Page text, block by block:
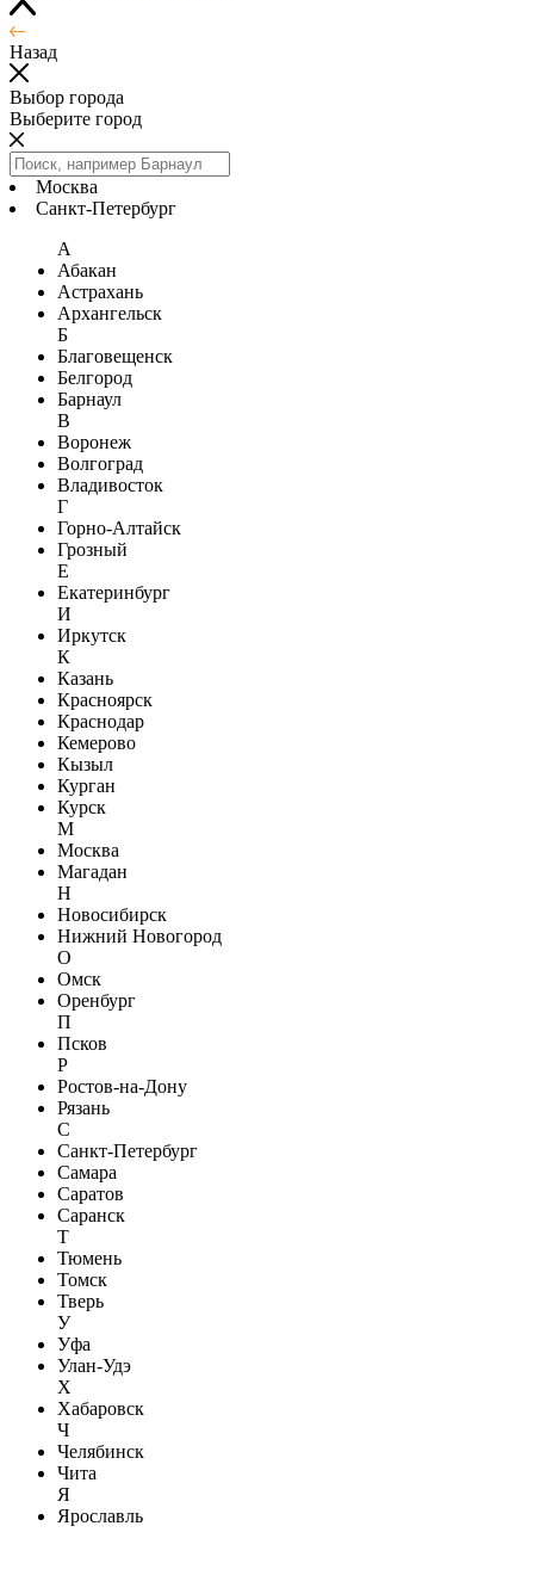
Назад
Выбор города
Выберите город
Москва
Санкт-Петербург
А
Абакан
Астрахань
Архангельск
Б
Благовещенск
Белгород
Барнаул
В
Воронеж
Волгоград
Владивосток
Г
Горно-Алтайск
Грозный
Е
Екатеринбург
И
Иркутск
К
Казань
Красноярск
Краснодар
Кемерово
Кызыл
Курган
Курск
М
Москва
Магадан
Н
Новосибирск
Нижний Новогород
О
Омск
Оренбург
П
Псков
Р
Ростов-на-Дону
Рязань
С
Санкт-Петербург
Самара
Саратов
Саранск
Т
Тюмень
Томск
Тверь
У
Уфа
Улан-Удэ
Х
Хабаровск
Ч
Челябинск
Чита
Я
Ярославль